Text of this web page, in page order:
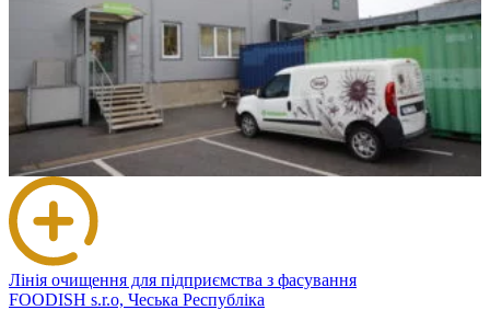
Лінія очищення для підприємства з фасування
FOODISH s.r.o, Чеська Республіка